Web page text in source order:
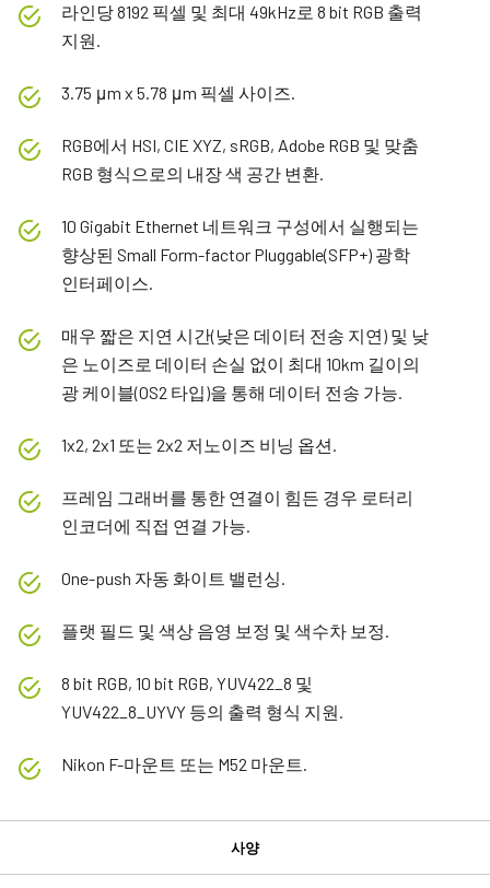
라인당 8192 픽셀 및 최대 49kHz로 8 bit RGB 출력
지원.
3.75 μm x 5.78 μm 픽셀 사이즈.
RGB에서 HSI, CIE XYZ, sRGB, Adobe RGB 및 맞춤
RGB 형식으로의 내장 색 공간 변환.
10 Gigabit Ethernet 네트워크 구성에서 실행되는
향상된 Small Form-factor Pluggable(SFP+) 광학
인터페이스.
매우 짧은 지연 시간(낮은 데이터 전송 지연) 및 낮
은 노이즈로 데이터 손실 없이 최대 10km 길이의
광 케이블(OS2 타입)을 통해 데이터 전송 가능.
1x2, 2x1 또는 2x2 저노이즈 비닝 옵션.
프레임 그래버를 통한 연결이 힘든 경우 로터리
인코더에 직접 연결 가능.
One-push 자동 화이트 밸런싱.
플랫 필드 및 색상 음영 보정 및 색수차 보정.
8 bit RGB, 10 bit RGB, YUV422_8 및
YUV422_8_UYVY 등의 출력 형식 지원.
Nikon F-마운트 또는 M52 마운트.
사양